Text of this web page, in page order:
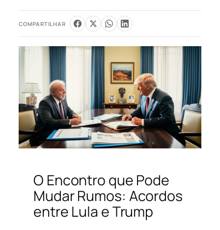
COMPARTILHAR
O Encontro que Pode
Mudar Rumos: Acordos
entre Lula e Trump